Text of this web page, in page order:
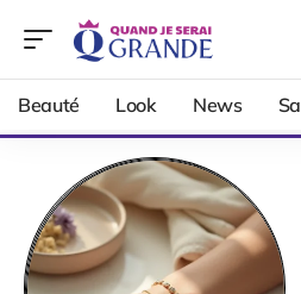
Beauté Look News